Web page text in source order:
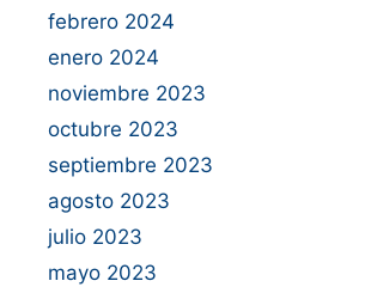
febrero 2024
enero 2024
noviembre 2023
octubre 2023
septiembre 2023
agosto 2023
julio 2023
mayo 2023